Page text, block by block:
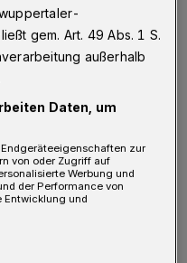
vorbildlich um
Corona-Tests
die
geschützt sind.
Belastungen wird
äußerst
zuvorkommend
in diesem Haus
gem. Art. 49 Abs. 1 S.
außerhalb
Daten, um
zur
von oder Zugriff auf
Werbung und
der Performance von
Entwicklung und